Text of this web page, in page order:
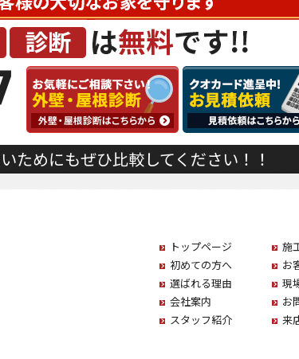
ためにもぜひ比較してください！！
トップページ
初めての方へ
選ばれる理由
会社案内
スタッフ紹介
施
お
現
お
来